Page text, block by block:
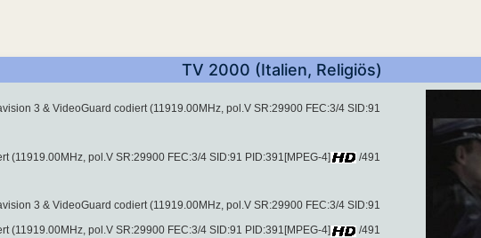
TV 2000 (Italien, Religiös)
3 & VideoGuard codiert (11919.00MHz, pol.V SR:29900 FEC:3/4 SID:91
(11919.00MHz, pol.V SR:29900 FEC:3/4 SID:91 PID:391[MPEG-4]
/491
3 & VideoGuard codiert (11919.00MHz, pol.V SR:29900 FEC:3/4 SID:91
(11919.00MHz, pol.V SR:29900 FEC:3/4 SID:91 PID:391[MPEG-4]
/491